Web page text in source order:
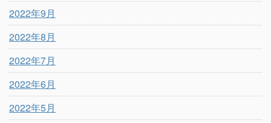
2022年9月
2022年8月
2022年7月
2022年6月
2022年5月